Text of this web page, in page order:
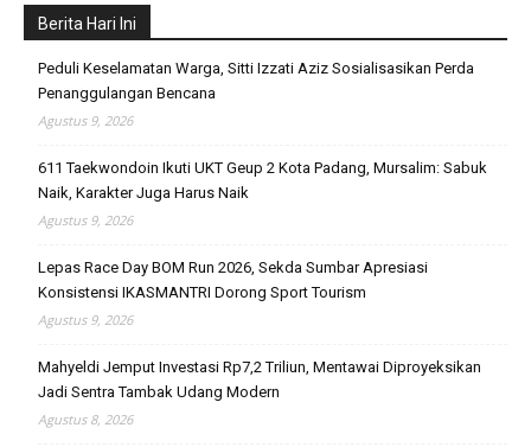
Berita Hari Ini
Peduli Keselamatan Warga, Sitti Izzati Aziz Sosialisasikan Perda
Penanggulangan Bencana
Agustus 9, 2026
611 Taekwondoin Ikuti UKT Geup 2 Kota Padang, Mursalim: Sabuk
Naik, Karakter Juga Harus Naik
Agustus 9, 2026
Lepas Race Day BOM Run 2026, Sekda Sumbar Apresiasi
Konsistensi IKASMANTRI Dorong Sport Tourism
Agustus 9, 2026
Mahyeldi Jemput Investasi Rp7,2 Triliun, Mentawai Diproyeksikan
Jadi Sentra Tambak Udang Modern
Agustus 8, 2026